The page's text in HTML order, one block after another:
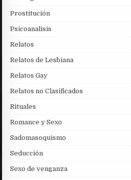
Prostitución
Psicoanalisis
Relatos
Relatos de Lesbiana
Relatos Gay
Relatos no Clasificados
Rituales
Romance y Sexo
Sadomasoquismo
Seducción
Sexo de venganza